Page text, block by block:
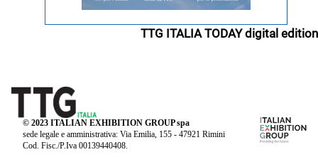
TTG ITALIA TODAY digital edition
© 2023 ITALIAN EXHIBITION GROUP spa
sede legale e amministrativa: Via Emilia, 155 - 47921 Rimini
Cod. Fisc./P.Iva 00139440408.